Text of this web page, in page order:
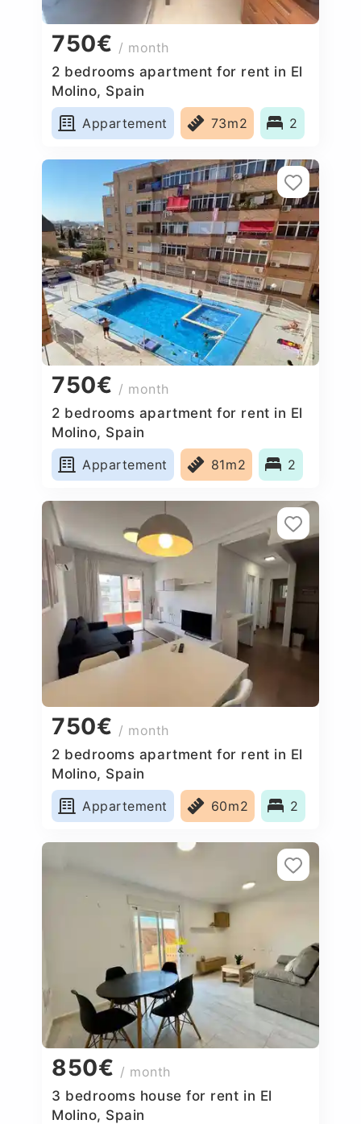
750€ / month
2 bedrooms apartment for rent in El
Molino, Spain
Appartement
73m2 2
750€ / month
2 bedrooms apartment for rent in El
Molino, Spain
Appartement
81m2 2
750€ / month
2 bedrooms apartment for rent in El
Molino, Spain
Appartement
60m2 2
850€ / month
3 bedrooms house for rent in El
Molino, Spain